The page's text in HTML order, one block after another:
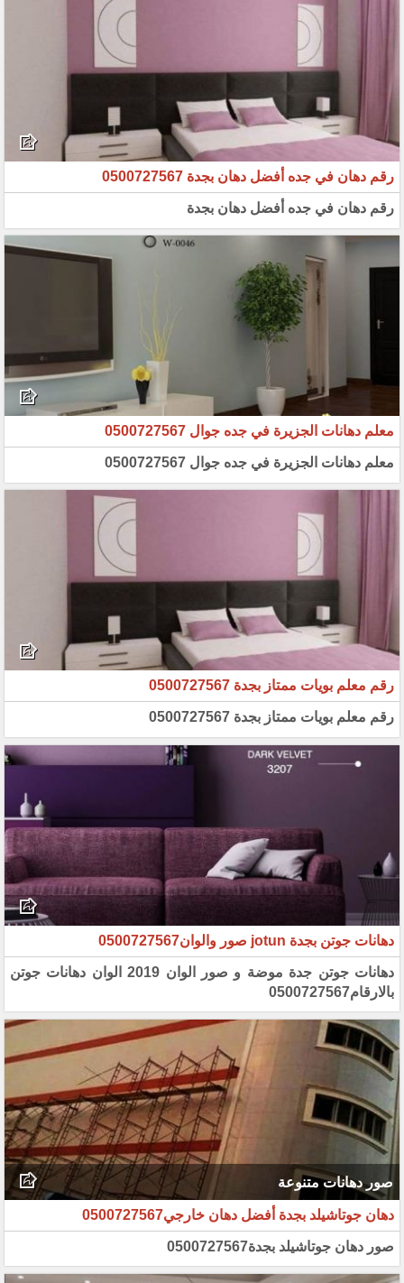
رقم دهان في جده أفضل دهان بجدة 0500727567
رقم دهان في جده أفضل دهان بجدة
معلم دهانات الجزيرة في جده جوال 0500727567
معلم دهانات الجزيرة في جده جوال 0500727567
رقم معلم بويات ممتاز بجدة 0500727567
رقم معلم بويات ممتاز بجدة 0500727567
دهانات جوتن بجدة jotun صور والوان0500727567
دهانات جوتن جدة موضة و صور الوان 2019 الوان دهانات جوتن
بالارقام0500727567
صور دهانات متنوعة
دهان جوتاشيلد بجدة أفضل دهان خارجي0500727567
صور دهان جوتاشيلد بجدة0500727567